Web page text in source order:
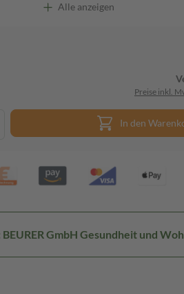
Alle anzeigen
Preise inkl.
In den
GmbH Gesundheit und